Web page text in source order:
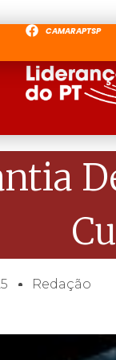
CAMARAPTSP
Redação